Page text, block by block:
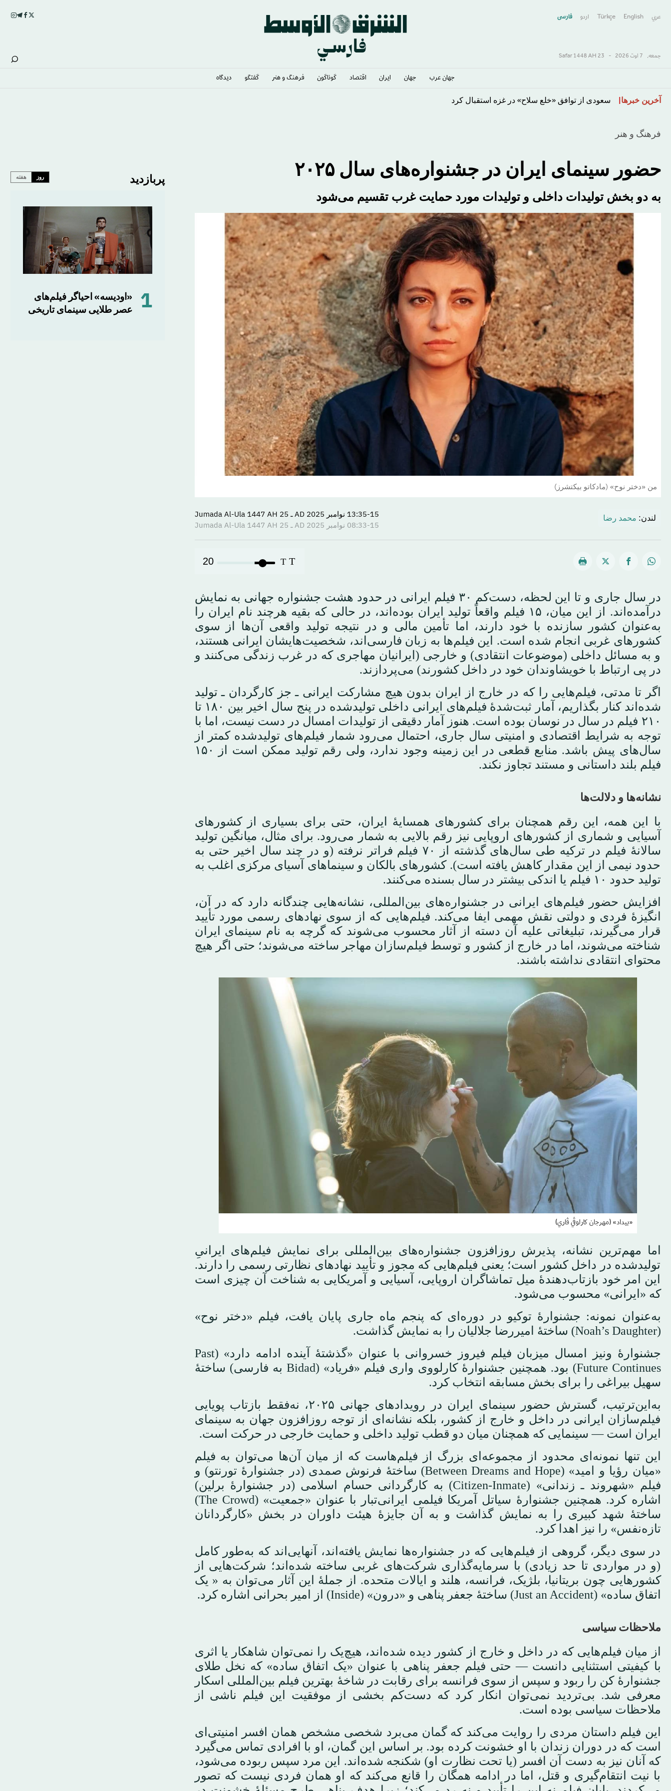
عربي English
Türkçe اردو فارسى
جمعه, 7 اوت 2026 -
23 Safar 1448 AH
جهان عرب جهان ایران اقتصاد گوناگون فرهنگ و هنر گفتگو دیدگاه
رفتن
اصلی
آخرین خبرها معضل ایران ترامپ را گرفتار کرده است
فرهنگ و هنر
حضور سینمای ایران در جشنواره‌های سال ۲۰۲۵
به دو بخش تولیدات داخلی و تولیدات مورد حمایت غرب تقسیم می‌شود
من «دختر نوح» (مادكاتو بيكتشرز)
لندن: محمد رضا
13:35-15 نوامبر 2025 AD ـ 25 Jumada Al-Ula 1447 AH
08:33-15 نوامبر 2025 AD ـ 25 Jumada Al-Ula 1447 AH
T
T
20
در سال جاری و تا این لحظه، دست‌کم ۳۰ فیلم ایرانی در حدود هشت جشنواره جهانی به نمایش
درآمده‌اند. از این میان، ۱۵ فیلم واقعاً تولید ایران بوده‌اند، در حالی که بقیه هرچند نام ایران را
به‌عنوان کشور سازنده با خود دارند، اما تأمین مالی و در نتیجه تولید واقعی آن‌ها از سوی
کشورهای غربی انجام شده است. این فیلم‌ها به زبان فارسی‌اند، شخصیت‌هایشان ایرانی هستند،
و به مسائل داخلی (موضوعات انتقادی) و خارجی (ایرانیان مهاجری که در غرب زندگی می‌کنند و
در پی ارتباط با خویشاوندان خود در داخل کشورند) می‌پردازند.
اگر تا مدتی، فیلم‌هایی را که در خارج از ایران بدون هیچ مشارکت ایرانی ـ جز کارگردان ـ تولید
شده‌اند کنار بگذاریم، آمار ثبت‌شدهٔ فیلم‌های ایرانی داخلی تولیدشده در پنج سال اخیر بین ۱۸۰ تا
۲۱۰ فیلم در سال در نوسان بوده است. هنوز آمار دقیقی از تولیدات امسال در دست نیست، اما با
توجه به شرایط اقتصادی و امنیتی سال جاری، احتمال می‌رود شمار فیلم‌های تولیدشده کمتر از
سال‌های پیش باشد. منابع قطعی در این زمینه وجود ندارد، ولی رقم تولید ممکن است از ۱۵۰
فیلم بلند داستانی و مستند تجاوز نکند.
نشانه‌ها و دلالت‌ها
با این همه، این رقم همچنان برای کشورهای همسایهٔ ایران، حتی برای بسیاری از کشورهای
آسیایی و شماری از کشورهای اروپایی نیز رقم بالایی به شمار می‌رود. برای مثال، میانگین تولید
سالانهٔ فیلم در ترکیه طی سال‌های گذشته از ۷۰ فیلم فراتر نرفته (و در چند سال اخیر حتی به
حدود نیمی از این مقدار کاهش یافته است). کشورهای بالکان و سینماهای آسیای مرکزی اغلب به
تولید حدود ۱۰ فیلم یا اندکی بیشتر در سال بسنده می‌کنند.
افزایش حضور فیلم‌های ایرانی در جشنواره‌های بین‌المللی، نشانه‌هایی چندگانه دارد که در آن،
انگیزهٔ فردی و دولتی نقش مهمی ایفا می‌کند. فیلم‌هایی که از سوی نهادهای رسمی مورد تأیید
قرار می‌گیرند، تبلیغاتی علیه آن دسته از آثار محسوب می‌شوند که گرچه به نام سینمای ایران
شناخته می‌شوند، اما در خارج از کشور و توسط فیلم‌سازان مهاجر ساخته می‌شوند؛ حتی اگر هیچ
محتوای انتقادی نداشته باشند.
«بیداد» (مهرجان كارلوڤي ڤاري)
اما مهم‌ترین نشانه، پذیرش روزافزون جشنواره‌های بین‌المللی برای نمایش فیلم‌های ایرانیِ
تولیدشده در داخل کشور است؛ یعنی فیلم‌هایی که مجوز و تأیید نهادهای نظارتی رسمی را دارند.
این امر خود بازتاب‌دهندهٔ میل تماشاگران اروپایی، آسیایی و آمریکایی به شناخت آن چیزی است
که «ایرانی» محسوب می‌شود.
به‌عنوان نمونه: جشنوارهٔ توکیو در دوره‌ای که پنجم ماه جاری پایان یافت، فیلم «دختر نوح»
(Noah’s Daughter) ساختهٔ امیررضا جلالیان را به نمایش گذاشت.
جشنوارهٔ ونیز امسال میزبان فیلم فیروز خسروانی با عنوان «گذشتهٔ آینده ادامه دارد» (Past
Future Continues) بود. همچنین جشنوارهٔ کارلووی واری فیلم «فریاد» (Bidad به فارسی) ساختهٔ
سهیل بیراغی را برای بخش مسابقه انتخاب کرد.
به‌این‌ترتیب، گسترش حضور سینمای ایران در رویدادهای جهانی ۲۰۲۵، نه‌فقط بازتاب پویایی
فیلم‌سازان ایرانی در داخل و خارج از کشور، بلکه نشانه‌ای از توجه روزافزون جهان به سینمای
ایران است — سینمایی که همچنان میان دو قطب تولید داخلی و حمایت خارجی در حرکت است.
این تنها نمونه‌ای محدود از مجموعه‌ای بزرگ از فیلم‌هاست که از میان آن‌ها می‌توان به فیلم
«میان رؤیا و امید» (Between Dreams and Hope) ساختهٔ فرنوش صمدی (در جشنوارهٔ تورنتو) و
فیلم «شهروند ـ زندانی» (Citizen-Inmate) به کارگردانی حسام اسلامی (در جشنوارهٔ برلین)
اشاره کرد. همچنین جشنوارهٔ سیاتل آمریکا فیلمی ایرانی‌تبار با عنوان «جمعیت» (The Crowd)
ساختهٔ شهد کبیرى را به نمایش گذاشت و به آن جایزهٔ هیئت داوران در بخش «کارگردانان
تازه‌نفس» را نیز اهدا کرد.
در سوی دیگر، گروهی از فیلم‌هایی که در جشنواره‌ها نمایش یافته‌اند، آنهایی‌اند که به‌طور کامل
(و در مواردی تا حد زیادی) با سرمایه‌گذاری شرکت‌های غربی ساخته شده‌اند؛ شرکت‌هایی از
کشورهایی چون بریتانیا، بلژیک، فرانسه، هلند و ایالات متحده. از جملهٔ این آثار می‌توان به « یک
اتفاق ساده» (Just an Accident) ساختهٔ جعفر پناهی و «درون» (Inside) از امیر بحرانی اشاره کرد.
ملاحظات سیاسی
از میان فیلم‌هایی که در داخل و خارج از کشور دیده شده‌اند، هیچ‌یک را نمی‌توان شاهکار یا اثری
با کیفیتی استثنایی دانست — حتی فیلم جعفر پناهی با عنوان «یک اتفاق ساده» که نخل طلای
جشنوارهٔ کن را ربود و سپس از سوی فرانسه برای رقابت در شاخهٔ بهترین فیلم بین‌المللی اسکار
معرفی شد. بی‌تردید نمی‌توان انکار کرد که دست‌کم بخشی از موفقیت این فیلم ناشی از
ملاحظات سیاسی بوده است.
این فیلم داستان مردی را روایت می‌کند که گمان می‌برد شخصی مشخص همان افسر امنیتی‌ای
است که در دوران زندان با او خشونت کرده بود. بر اساس این گمان، او با افرادی تماس می‌گیرد
که آنان نیز به دست آن افسر (یا تحت نظارت او) شکنجه شده‌اند. این مرد سپس ربوده می‌شود،
با نیت انتقام‌گیری و قتل، اما در ادامه همگان را قانع می‌کند که او همان فردی نیست که تصور
پربازدید روز هفته
1
«اودیسه» احیاگر فیلم‌های
عصر طلایی سینمای تاریخی